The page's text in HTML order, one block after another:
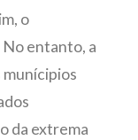
o
entanto, a
munícipios
da extrema